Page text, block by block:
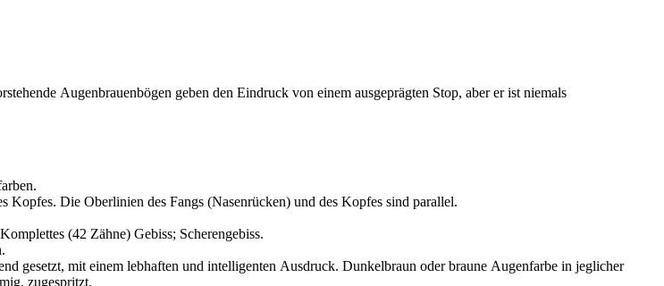
Augenbrauenbögen geben den Eindruck von einem ausgeprägten Stop, aber er ist niemals
Kopfes. Die Oberlinien des Fangs (Nasenrücken) und des Kopfes sind parallel.
(42 Zähne) Gebiss; Scherengebiss.
gesetzt, mit einem lebhaften und intelligenten Ausdruck. Dunkelbraun oder braune Augenfarbe in jeglicher
zugespritzt.